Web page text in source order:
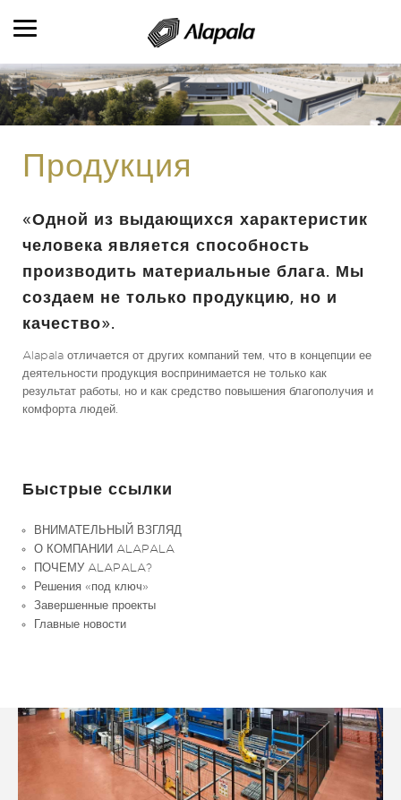
ОБЗОР
КОМПАНИЯ ALAPALA
ОБЛАСТИ ДЕЯТЕЛЬНОСТИ
ВЫПОЛНЕННЫЕ РАБОТЫ
КАДРОВЫЕ РЕСУРСЫ
КОНТАКТНАЯ ИНФОРМАЦИЯ
Продукция
«Одной из выдающихся характеристик
человека является способность
производить материальные блага. Мы
создаем не только продукцию, но и
качество».
Alapala отличается от других компаний тем, что в концепции ее
деятельности продукция воспринимается не только как
результат работы, но и как средство повышения благополучия и
комфорта людей.
Быстрые ссылки
ВНИМАТЕЛЬНЫЙ ВЗГЛЯД
О КОМПАНИИ ALAPALA
ПОЧЕМУ ALAPALA?
Решения «под ключ»
Завершенные проекты
Главные новости